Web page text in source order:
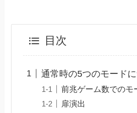
目次
通常時の5つのモード
前兆ゲーム数でのモ
扉演出